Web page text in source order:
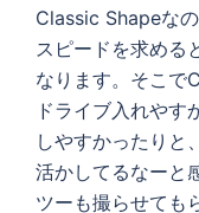
Classic Shapeな
スピードを求める
なります。そこで
ドライブ入れやす
しやすかったりと
活かしてるなーと
ツーも撮らせても